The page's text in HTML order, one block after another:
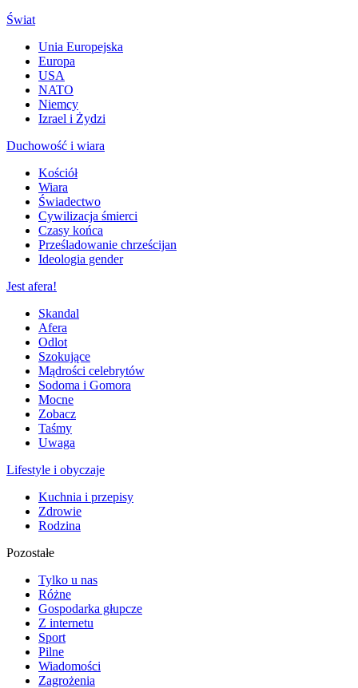
Świat
Unia Europejska
Europa
USA
NATO
Niemcy
Izrael i Żydzi
Duchowość i wiara
Kościół
Wiara
Świadectwo
Cywilizacja śmierci
Czasy końca
Prześladowanie chrześcijan
Ideologia gender
Jest afera!
Skandal
Afera
Odlot
Szokujące
Mądrości celebrytów
Sodoma i Gomora
Mocne
Zobacz
Taśmy
Uwaga
Lifestyle i obyczaje
Kuchnia i przepisy
Zdrowie
Rodzina
Pozostałe
Tylko u nas
Różne
Gospodarka głupcze
Z internetu
Sport
Pilne
Wiadomości
Zagrożenia